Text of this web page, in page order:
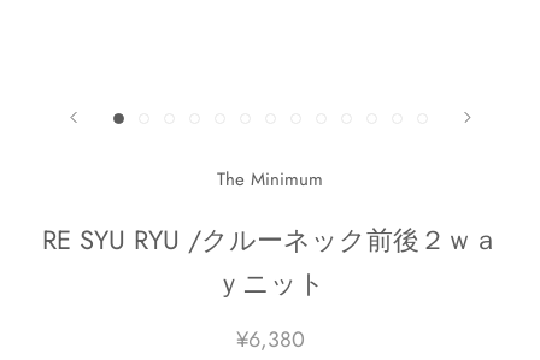
The Minimum
RE SYU RYU /クルーネック前後２ｗａ
ｙニット
¥6,380